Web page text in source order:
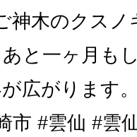
神木のクス
と一ヶ月も
広がります
市 #雲仙 #雲